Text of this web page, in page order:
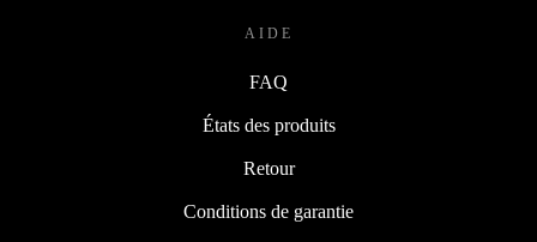
AIDE
FAQ
États des produits
Retour
Conditions de garantie